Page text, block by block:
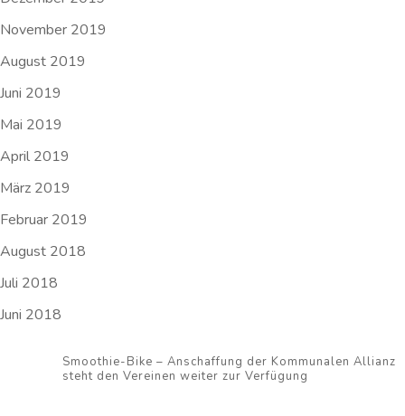
November 2019
August 2019
Juni 2019
Mai 2019
April 2019
März 2019
Februar 2019
August 2018
Juli 2018
Juni 2018
Smoothie-Bike – Anschaffung der Kommunalen Allianz
steht den Vereinen weiter zur Verfügung